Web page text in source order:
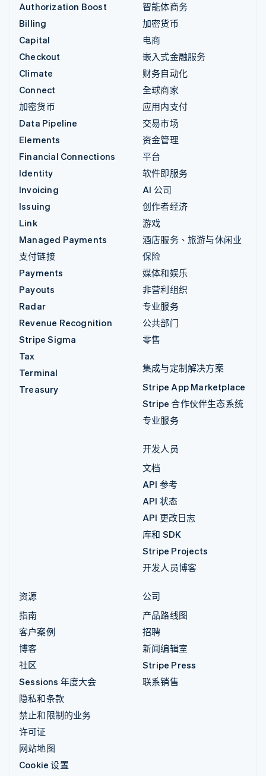
Authorization Boost
Billing
Capital
Checkout
Climate
Connect
加密货币
Data Pipeline
Elements
Financial Connections
Identity
Invoicing
Issuing
Link
Managed Payments
支付链接
Payments
Payouts
Radar
Revenue Recognition
Stripe Sigma
Tax
Terminal
Treasury
智能体商务
加密货币
电商
嵌入式金融服务
财务自动化
全球商家
应用内支付
交易市场
资金管理
平台
软件即服务
AI 公司
创作者经济
游戏
酒店服务、旅游与休闲业
保险
媒体和娱乐
非营利组织
专业服务
公共部门
零售
集成与定制解决方案
Stripe App Marketplace
Stripe 合作伙伴生态系统
专业服务
开发人员
文档
API 参考
API 状态
API 更改日志
库和 SDK
Stripe Projects
开发人员博客
资源
指南
客户案例
博客
社区
Sessions 年度大会
隐私和条款
禁止和限制的业务
许可证
网站地图
Cookie 设置
公司
产品路线图
招聘
新闻编辑室
Stripe Press
联系销售